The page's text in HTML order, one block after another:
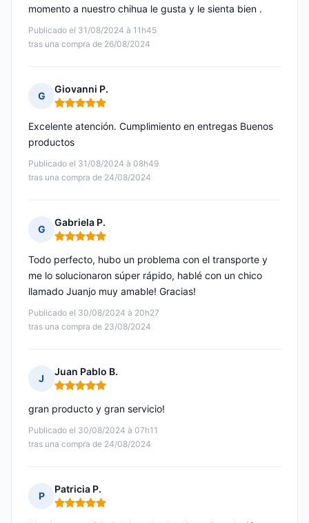
Publicado el 31/08/2024 à 11h45
tras una compra de 26/08/2024
momento a nuestro chihua le gusta y le sienta bien .
G
Giovanni P.
Nota: 5 de 5
Publicado el 31/08/2024 à 08h49
tras una compra de 24/08/2024
Excelente atención. Cumplimiento en entregas Buenos
productos
G
Gabriela P.
Nota: 5 de 5
Publicado el 30/08/2024 à 20h27
tras una compra de 23/08/2024
Todo perfecto, hubo un problema con el transporte y
me lo solucionaron súper rápido, hablé con un chico
llamado Juanjo muy amable! Gracias!
J
Juan Pablo B.
Nota: 5 de 5
Publicado el 30/08/2024 à 07h11
tras una compra de 24/08/2024
gran producto y gran servicio!
P
Patricia P.
Nota: 5 de 5